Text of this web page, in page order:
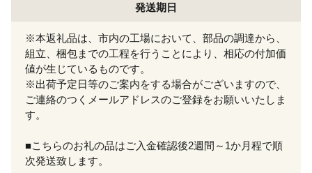
発送期日
※本返礼品は、市内の工場において、部品の調達から、
組立、梱包までの工程を行うことにより、相応の付加価
値が生じているものです。
※出荷予定日等のご案内をする場合がございますので、
ご連絡のつくメールアドレスのご登録をお願いいたしま
す。
■こちらのお礼の品はご入金確認後2週間～1か月程で順
次発送致します。